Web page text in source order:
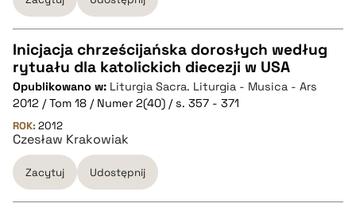
BIBTEX
pobierz cytat
CZYSTY TEKST
pobierz cytat
BIBTEX
Inicjacja chrześcijańska dorosłych według
rytuału dla katolickich diecezji w USA
Opublikowano w: Liturgia Sacra. Liturgia - Musica - Ars
2012 / Tom 18 / Numer 2(40) / s. 357 - 371
ROK: 2012
Czesław Krakowiak
Zacytuj Udostępnij